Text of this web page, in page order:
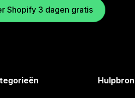
Shopify 3 dagen gratis